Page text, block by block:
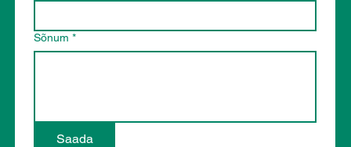
Sõnum *
Saada